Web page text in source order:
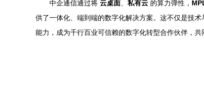
中企通信通过将 云桌面 私有云 的算力弹性，
供了一体化、端到端的数字化解决方案。这不仅是技
能力，成为千行百业可信赖的数字化转型合作伙伴，共